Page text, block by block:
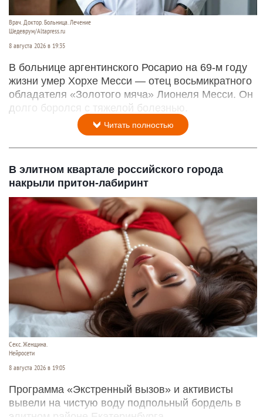
Врач. Доктор. Больница. Лечение
Шедеврум/Altapress.ru
8 августа 2026 в 19:35
В больнице аргентинского Росарио на 69-м году
жизни умер Хорхе Месси — отец восьмикратного
обладателя «Золотого мяча» Лионеля Месси. Он
долго боролся с тяжелой болезнью.
Читать полностью
В элитном квартале российского города
накрыли притон-лабиринт
Секс. Женщина.
Нейросети
8 августа 2026 в 19:05
Программа «Экстренный вызов» и активисты
вывели на чистую воду подпольный бордель в